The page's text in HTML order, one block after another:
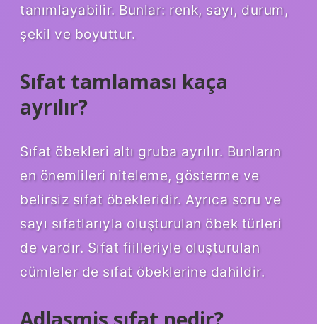
tanımlayabilir. Bunlar: renk, sayı, durum,
şekil ve boyuttur.
Sıfat tamlaması kaça
ayrılır?
Sıfat öbekleri altı gruba ayrılır. Bunların
en önemlileri niteleme, gösterme ve
belirsiz sıfat öbekleridir. Ayrıca soru ve
sayı sıfatlarıyla oluşturulan öbek türleri
de vardır. Sıfat fiilleriyle oluşturulan
cümleler de sıfat öbeklerine dahildir.